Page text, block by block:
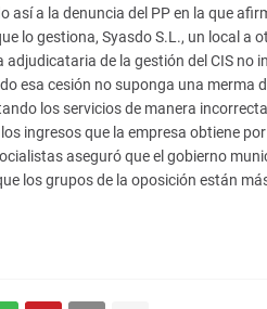
a la denuncia del PP en la que
lo gestiona, Syasdo S.L., un local
de la gestión del CIS no
esa cesión no suponga una merma
los servicios de manera
ingresos que la empresa obtiene
aseguró que el gobierno
los grupos de la oposición están